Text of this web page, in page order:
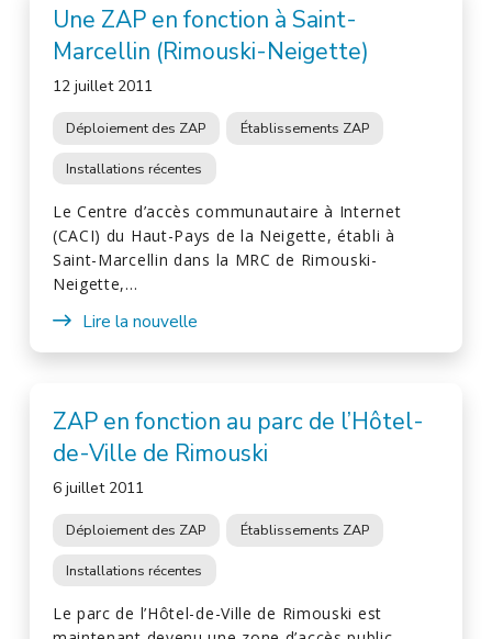
Une ZAP en fonction à Saint-
Marcellin (Rimouski-Neigette)
12 juillet 2011
Déploiement des ZAP Établissements ZAP
Installations récentes
Le Centre d’accès communautaire à Internet
(CACI) du Haut-Pays de la Neigette, établi à
Saint-Marcellin dans la MRC de Rimouski-
Neigette,…
Lire la nouvelle
ZAP en fonction au parc de l’Hôtel-
de-Ville de Rimouski
6 juillet 2011
Déploiement des ZAP Établissements ZAP
Installations récentes
Le parc de l’Hôtel-de-Ville de Rimouski est